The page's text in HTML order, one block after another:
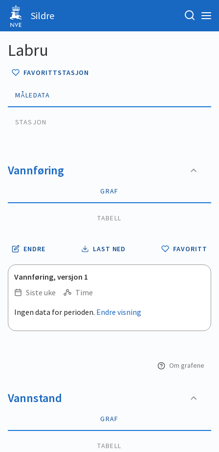
Sildre
Labru
FAVORITTSTASJON
MÅLEDATA
STASJON
Vannføring
GRAF
TABELL
ENDRE LAST NED FAVORITT
Vannføring, versjon 1
Siste uke
Time
.
View as data table, .
Ingen data for perioden. Endre visning
Om grafene
Vannstand
GRAF
TABELL